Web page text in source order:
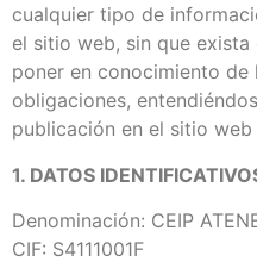
cualquier tipo de
el sitio web, sin que
poner en conocimiento de
obligaciones,
publicación en el sitio web
1. DATOS
Denominación: CEIP
CIF: S4111001F